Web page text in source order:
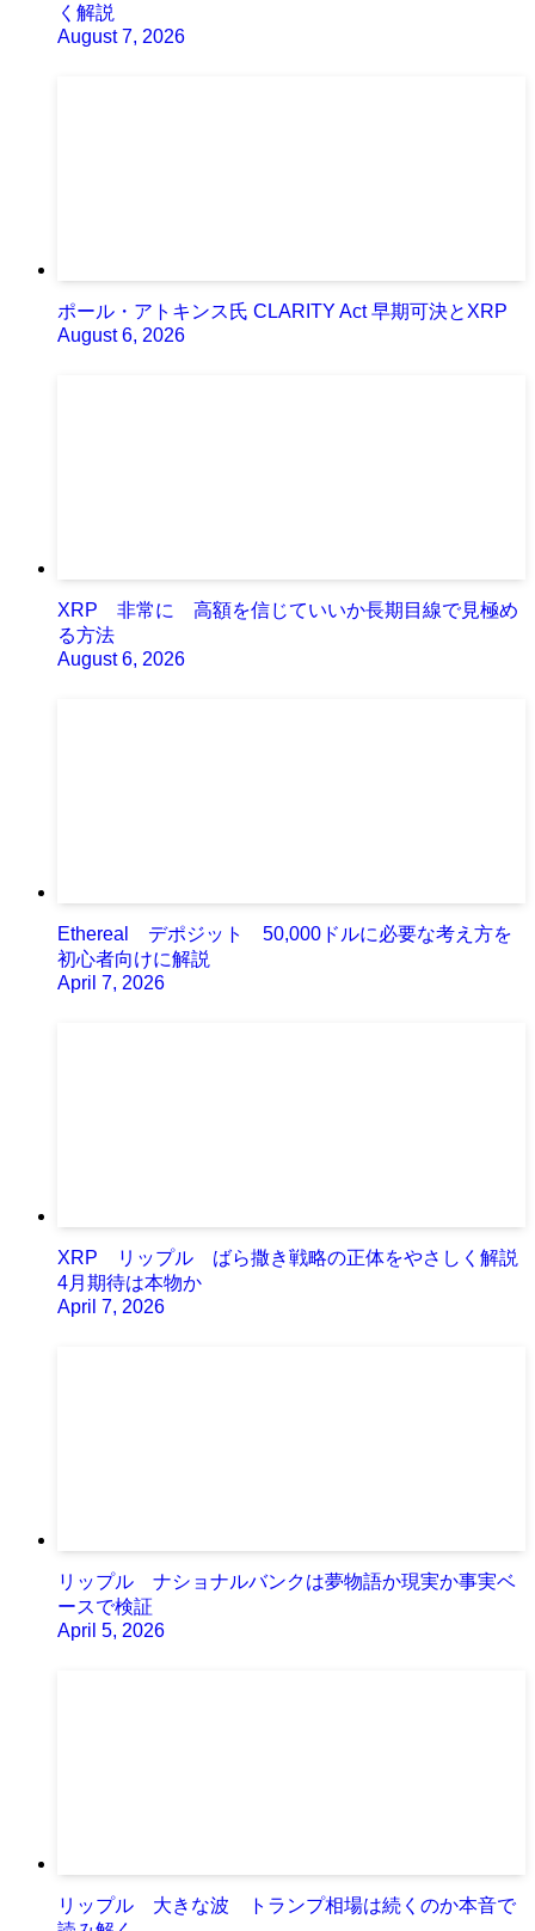
く解説
August 7, 2026
ポール・アトキンス氏 CLARITY Act 早期可決とXRP
August 6, 2026
XRP 非常に 高額を信じていいか長期目線で見極め
る方法
August 6, 2026
Ethereal デポジット 50,000ドルに必要な考え方を
初心者向けに解説
April 7, 2026
XRP リップル ばら撒き戦略の正体をやさしく解説
4月期待は本物か
April 7, 2026
リップル ナショナルバンクは夢物語か現実か事実ベ
ースで検証
April 5, 2026
リップル 大きな波 トランプ相場は続くのか本音で